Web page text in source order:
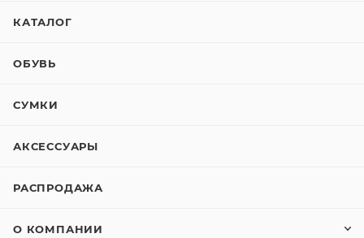
КАТАЛОГ
ОБУВЬ
СУМКИ
АКСЕССУАРЫ
РАСПРОДАЖА
О КОМПАНИИ